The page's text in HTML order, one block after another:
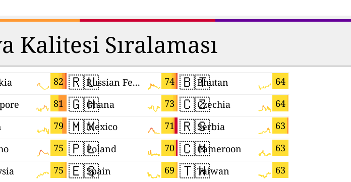
Kalitesi Sıralaması
82
81
79
75
75
🇷🇺 74
Russian Federation
🇬🇭 73
Ghana
🇲🇽 71
Mexico
🇵🇱 70
Poland
🇪🇸 69
Spain
🇧🇹 64
Bhutan
🇨🇿 64
Czechia
🇷🇸 63
Serbia
🇨🇲 63
Cameroon
🇹🇼 63
Taiwan